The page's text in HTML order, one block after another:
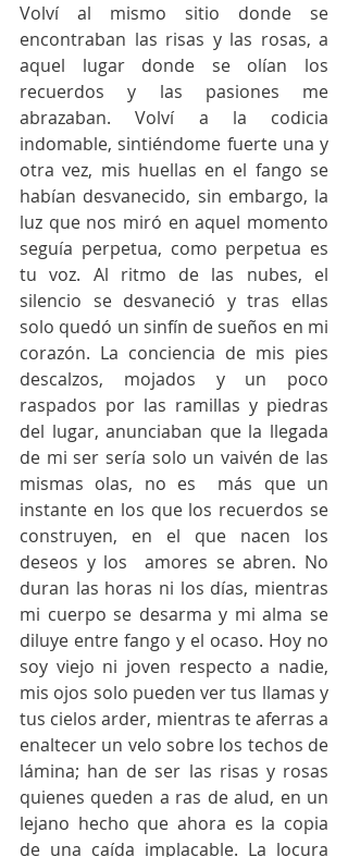
Volví al mismo sitio donde se
encontraban las risas y las rosas, a
aquel lugar donde se olían los
recuerdos y las pasiones me
abrazaban. Volví a la codicia
indomable, sintiéndome fuerte una y
otra vez, mis huellas en el fango se
habían desvanecido, sin embargo, la
luz que nos miró en aquel momento
seguía perpetua, como perpetua es
tu voz. Al ritmo de las nubes, el
silencio se desvaneció y tras ellas
solo quedó un sinfín de sueños en mi
corazón. La conciencia de mis pies
descalzos, mojados y un poco
raspados por las ramillas y piedras
del lugar, anunciaban que la llegada
de mi ser sería solo un vaivén de las
mismas olas, no es  más que un
instante en los que los recuerdos se
construyen, en el que nacen los
deseos y los  amores se abren. No
duran las horas ni los días, mientras
mi cuerpo se desarma y mi alma se
diluye entre fango y el ocaso. Hoy no
soy viejo ni joven respecto a nadie,
mis ojos solo pueden ver tus llamas y
tus cielos arder, mientras te aferras a
enaltecer un velo sobre los techos de
lámina; han de ser las risas y rosas
quienes queden a ras de alud, en un
lejano hecho que ahora es la copia
de una caída implacable. La locura